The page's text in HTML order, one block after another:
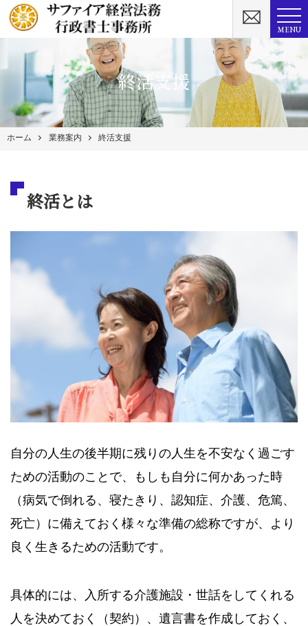
MENU
終活支援
ホーム 業務案内 終活支援
終活とは
自分の人生の後半期に残りの人生を不安なく過ごす
ための活動のことで、もしも自分に何かあった時
（病気で倒れる、寝たきり、認知症、介護、危篤、
死亡）に備えておく様々な準備の総称ですが、より
良く生きるための活動です。
具体的には、入所する介護施設・世話をしてくれる
人を決めておく（契約）、遺言書を作成しておく、